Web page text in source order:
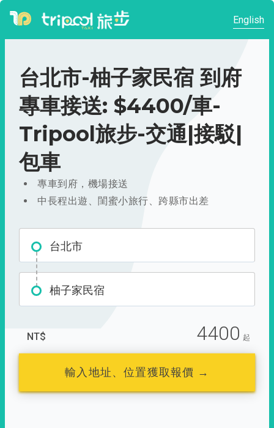
English
台北市-柚子家民宿 到府
專車接送: $4400/車-
Tripool旅步-交通|接駁|
包車
專車到府，機場接送
中長程出遊、閨蜜小旅行、跨縣市出差
台北市
柚子家民宿
NT$ 4400 起
輸入地址、位置獲取報價 →